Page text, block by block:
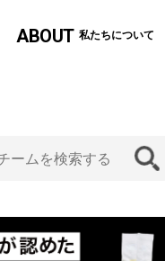
ABOUT 私たちについて